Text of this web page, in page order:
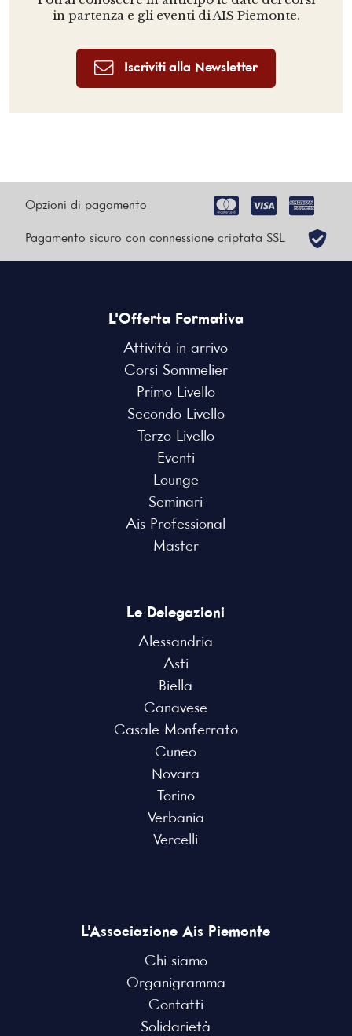
in partenza e gli eventi di AIS Piemonte.
Iscriviti alla Newsletter
Opzioni di pagamento
Pagamento sicuro con connessione criptata SSL
L'Offerta Formativa
Attività in arrivo
Corsi Sommelier
Primo Livello
Secondo Livello
Terzo Livello
Eventi
Lounge
Seminari
Ais Professional
Master
Le Delegazioni
Alessandria
Asti
Biella
Canavese
Casale Monferrato
Cuneo
Novara
Torino
Verbania
Vercelli
L'Associazione Ais Piemonte
Chi siamo
Organigramma
Contatti
Solidarietà